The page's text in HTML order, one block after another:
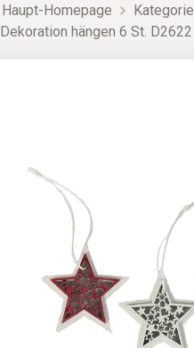
Haupt-Homepage Kategorie
Dekoration hängen 6 St. D2622